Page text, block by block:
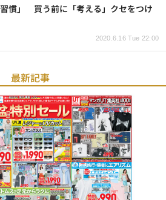
2020.6.16 Tue 22:00
慣」 買う前に「考える」クセをつけ
最新記事